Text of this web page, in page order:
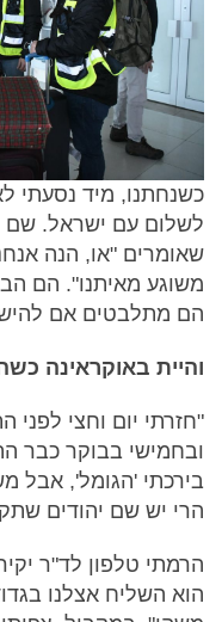
כשנחתנו, מיד נסעתי
לשלום עם ישראל. שם
שאומרים "או, הנה
משוגע מאיתנו". הם
הם מתלבטים אם
והיית באוקראינה
"חזרתי יום וחצי
ובחמישי בבוקר כבר
בירכתי 'הגומל', אבל
הרי יש שם יהודים
הרמתי טלפון לד"ר